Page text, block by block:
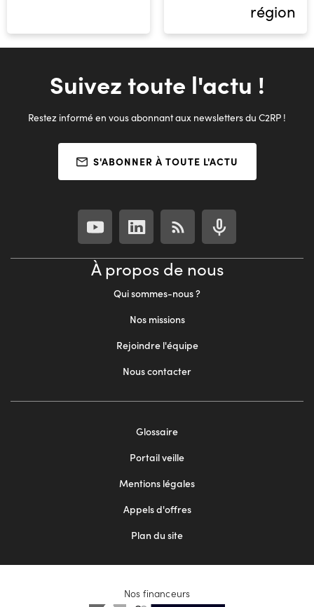
région
Suivez toute l'actu !
Restez informé en vous abonnant aux newsletters du C2RP !
S'ABONNER À TOUTE L'ACTU
À propos de nous
Qui sommes-nous ?
Nos missions
Rejoindre l'équipe
Nous contacter
Glossaire
Portail veille
Mentions légales
Appels d'offres
Plan du site
Nos financeurs